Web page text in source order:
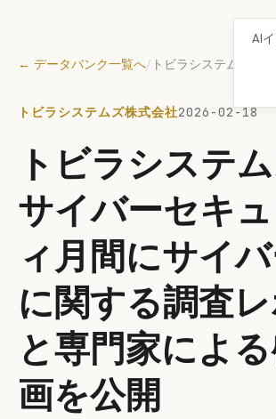
← データバンク一覧へ/ トビラシステムズ株
トビラシステムズ株式会社2026-02-18
トビラシステム
サイバーセキ
ィ月間にサイ
に関する調査
と専門家によ
画を公開
AI